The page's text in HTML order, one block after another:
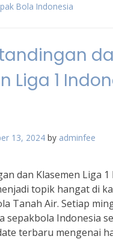
Bola Indonesia
Liga 1
13, 2024 by adminfee
dan Klasemen Liga 1
topik hangat di
Tanah Air. Setiap
sepakbola Indonesia
terbaru mengenai